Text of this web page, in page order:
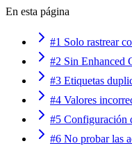
En esta página
#1 Solo rastrear
#2 Sin Enhanced
#3 Etiquetas
#4 Valores
#5 Configuración
#6 No probar las